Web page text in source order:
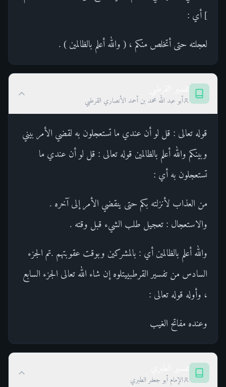
] أي :
لعجلته حتى أتخلص منكم ، ( والله أعلم بالظالمين ) .
أبو عبد الله محمد بن أحمد الأنصاري القرطبي
قوله تعالى : قل لو أن عندي ما تستعجلون به لقضي الأمر بيني
وبينكم والله أعلم بالظالمين قوله تعالى : قل لو أن عندي ما
تستعجلون به أي :
من العذاب لأنزلته بكم حتى ينقضي الأمر إلى آخره .
والاستعجال : تعجيل طلب الشيء قبل وقته .
والله أعلم بالظالمين أي : بالمشركين وبوقت عقوبتهم .تم الجزء
السادس من تفسير القرطبييتلوه إن شاء الله تعالى الجزء السابع
، وأوله قوله تعالى :
وعنده مفاتح الغيب
الإمام أبو جعفر الطبري